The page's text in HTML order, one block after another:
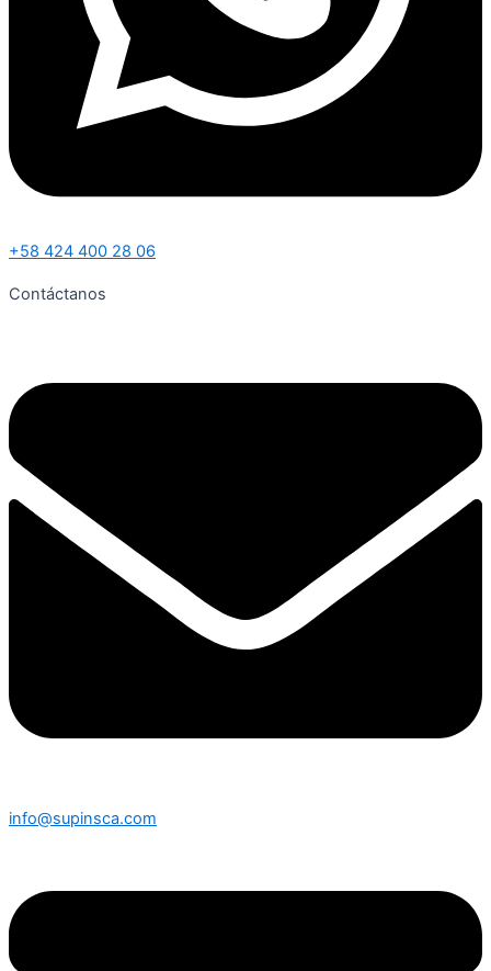
+58 424 400 28 06
Contáctanos
info@supinsca.com